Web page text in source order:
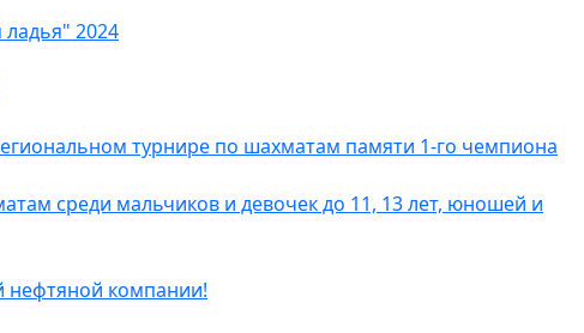
2024
турнире по шахматам памяти 1-го чемпиона
среди мальчиков и девочек до 11, 13 лет, юношей и
нефтяной компании!